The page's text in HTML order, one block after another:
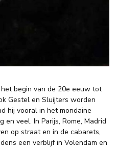
begin van de 20e eeuw tot
Gestel en Sluijters worden
hij vooral in het mondaine
veel. In Parijs, Rome, Madrid
op straat en in de cabarets,
een verblijf in Volendam en